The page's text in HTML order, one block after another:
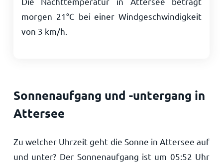
morgen 21°C bei einer Windgeschwindigkeit
von 3 km/h
Sonnenaufgang und -untergang in
Attersee
Zu welcher Uhrzeit geht die Sonne in Attersee auf
und unter? Der Sonnenaufgang ist um 05:52 Uhr